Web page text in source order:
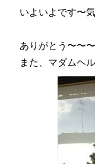
いよいよです〜
ありがとう〜〜
また、マダムヘ